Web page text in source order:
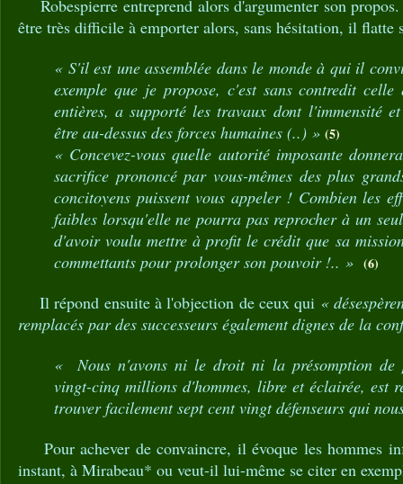
Robespierre entreprend alors d'argumenter son
être très difficile à emporter alors, sans hésitation, il flatte
« S'il est une assemblée dans le monde à qui il
exemple que je propose, c'est sans contredit
entières, a supporté les travaux dont l'immensité
être au-dessus des forces humaines (..) » (5)
« Concevez-vous quelle autorité imposante
sacrifice prononcé par vous-mêmes des plus
concitoyens puissent vous appeler ! Combien les
faibles lorsqu'elle ne pourra pas reprocher à un
d'avoir voulu mettre à profit le crédit que sa
commettants pour prolonger son pouvoir !.. » (6)
Il répond ensuite à l'objection de ceux qui «
remplacés par des successeurs également dignes de la
« Nous n'avons ni le droit ni la présomption de
vingt-cinq millions d'hommes, libre et éclairée, est
trouver facilement sept cent vingt défenseurs qui
Pour achever de convaincre, il évoque les hommes
instant, à Mirabeau* ou veut-il lui-même se citer en